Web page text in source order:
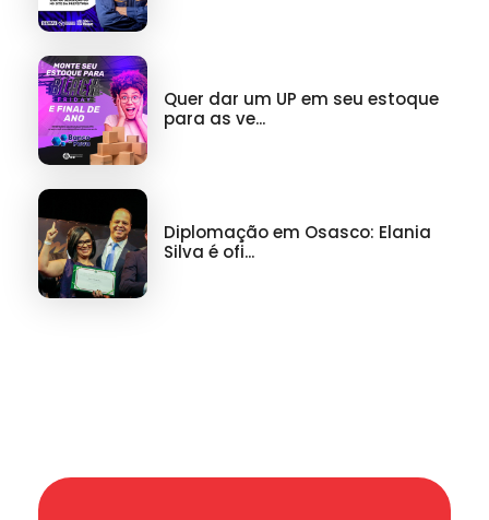
Quer dar um UP em seu estoque
para as ve...
Diplomação em Osasco: Elania
Silva é ofi...